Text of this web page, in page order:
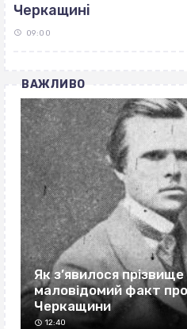
Черкащині
09:00
ВАЖЛИВО
Як з’явилося
маловідомий факт
Черкащини
12:40